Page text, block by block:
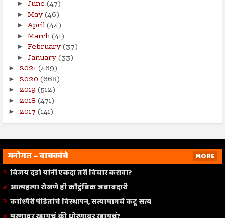
► June (47)
► May(46)
► April(44)
► March(41)
► February(37)
► January(33)
► 2021(469)
► 2020 (668)
► 2019 (512)
► 2018 (471)
► 2017 (141)
मनोगत – वाचकांचे
MORE
विजय दर्डा यांनी एकदा तरी विचार करावा?
आत्महत्या रोखणे ही कौटुंबिक जबाबदारी
काश्मिरी पंडितांचे विस्थापन, सत्यामागचे कटू सत्य